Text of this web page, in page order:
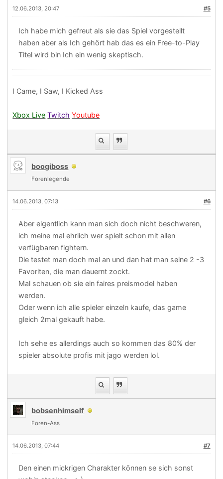
#5
12.06.2013, 20:47
Ich habe mich gefreut als sie das Spiel vorgestellt
haben aber als Ich gehört hab das es ein Free-to-Play
Titel wird bin Ich ein wenig skeptisch.
I Came, I Saw, I Kicked Ass
Xbox Live Twitch Youtube
boogiboss
Forenlegende
#6
14.06.2013, 07:13
Aber eigentlich kann man sich doch nicht beschweren,
ich meine mal ehrlich wer spielt schon mit allen
verfügbaren fightern.
Die testet man doch mal an und dan hat man seine 2 -3
Favoriten, die man dauernt zockt.
Mal schauen ob sie ein faires preismodel haben
werden.
Oder wenn ich alle spieler einzeln kaufe, das game
gleich 2mal gekauft habe.
Ich sehe es allerdings auch so kommen das 80% der
spieler absolute profis mit jago werden lol.
bobsenhimself
Foren-Ass
#7
14.06.2013, 07:44
Den einen mickrigen Charakter können se sich sonst